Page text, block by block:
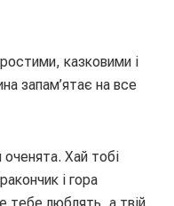
казковими і
запам’ятає на все
Хай тобі
і гора